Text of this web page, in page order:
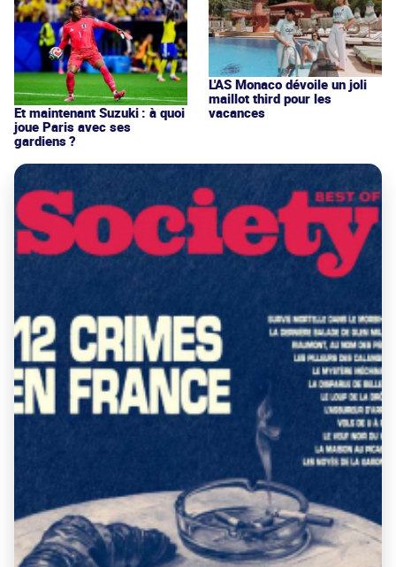
Et maintenant Suzuki : à quoi
joue Paris avec ses
gardiens ?
L'AS Monaco dévoile un joli
maillot third pour les
vacances